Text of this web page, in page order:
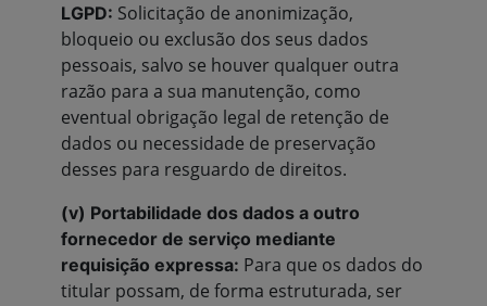
LGPD: Solicitação de anonimização,
bloqueio ou exclusão dos seus dados
pessoais, salvo se houver qualquer outra
razão para a sua manutenção, como
eventual obrigação legal de retenção de
dados ou necessidade de preservação
desses para resguardo de direitos.
(v) Portabilidade dos dados a outro
fornecedor de serviço mediante
requisição expressa: Para que os dados do
titular possam, de forma estruturada, ser